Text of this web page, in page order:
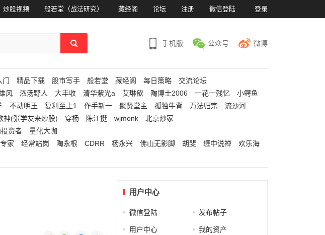
炒股视频 般若堂（战法研究） 藏经阁 论坛 注册 微信登陆 登录
手机版 公众号 微博
门 精品下载 股市写手 般若堂 藏经阁 每日策略
交流论坛
风 浓汤野人 大丰收 清华紫光a 艾琳歆 陶博士2006 一花一残忆
小鳄鱼
不动明王 复利至上1 作手新一 聚贤堂主 孤独牛背 万法归宗
流沙河
神(张学友来炒股) 穿杨 陈江挺 wjmonk
北京炒家
资者
量化大咖
家 经常站岗 陶永根 CDRR 杨永兴 佛山无影脚 胡斐 缠中说禅
欢乐海
用户中心
微信登陆 发布帖子
用户中心 我的资产